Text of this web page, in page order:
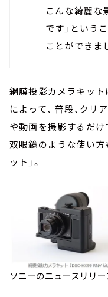
こんな綺麗な
です」という
ことができま
網膜投影カメラキット
によって、 普段、クリ
や動画を撮影するだけ
双眼鏡のような使い方
ット」。
ソニーのニュースリリー